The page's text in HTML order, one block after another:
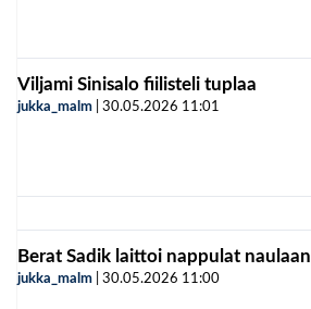
Viljami Sinisalo fiilisteli tuplaa
jukka_malm 30.05.2026 11:01
Berat Sadik laittoi nappulat naulaan
jukka_malm 30.05.2026 11:00